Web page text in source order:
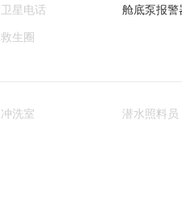
卫星电话 舱底泵报警
救生圈
冲洗室 潜水照料员